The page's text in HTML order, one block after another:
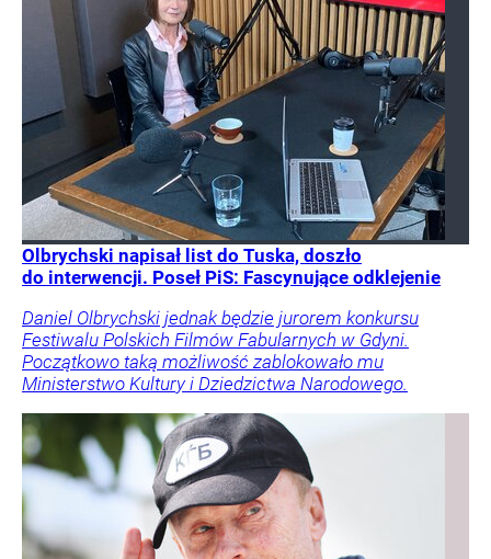
Olbrychski napisał list do Tuska, doszło
do interwencji. Poseł PiS: Fascynujące odklejenie
Daniel Olbrychski jednak będzie jurorem konkursu
Festiwalu Polskich Filmów Fabularnych w Gdyni.
Początkowo taką możliwość zablokowało mu
Ministerstwo Kultury i Dziedzictwa Narodowego.